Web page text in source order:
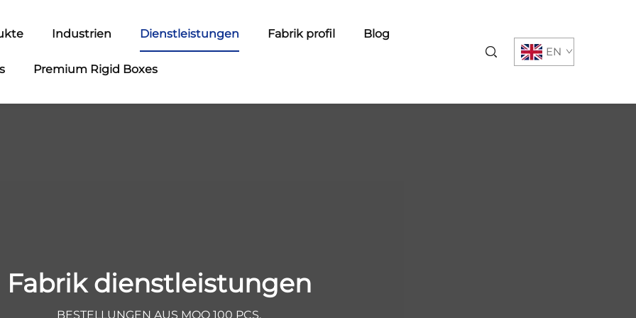
Industrien Dienstleistungen Fabrik profil Blog
Premium Rigid Boxes
EN
Fabrik dienstleistungen
BESTELLUNGEN AUS MOQ 100 PCS.